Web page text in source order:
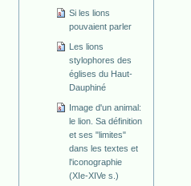
Si les lions
pouvaient parler
Les lions
stylophores des
églises du Haut-
Dauphiné
Image d'un animal:
le lion. Sa définition
et ses "limites"
dans les textes et
l'iconographie
(XIe-XIVe s.)